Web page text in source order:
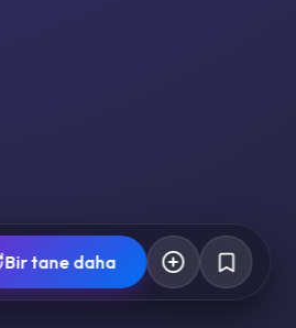
Bir tane daha